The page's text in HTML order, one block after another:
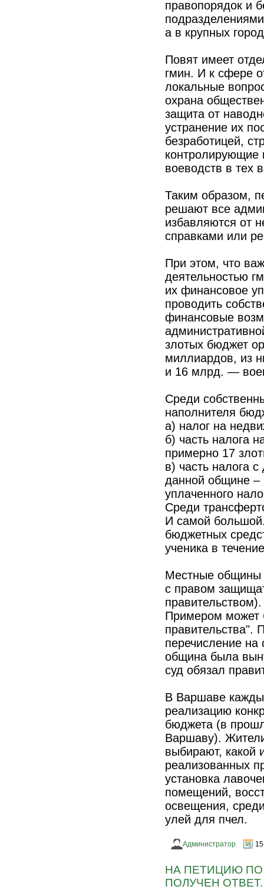
правопорядок и
а в крупных
Повят имеет
гмин. И к сфере
локальные
охрана
защита от
устранение их
безработицей,
контролирующие
воеводств в тех
Таким образом,
решают все
избавляются от
справками или
При этом, что
деятельностью
их финансовое
проводить
финансовые
злотых бюджет
миллиардов, из
и 16 млрд. —
Среди
наполнителя
а) налог на
б) часть налога
примерно 17
в) часть налога
данной общине –
уплаченного
Среди
И самой
бюджетных
ученика в
Местные общины
с правом
Примером может
правительства".
перечисление на
община была
суд обязал
В Варшаве
реализацию
бюджета (в
Варшаву).
выбирают, какой
реализованных
установка
помещений,
освещения,
улей для пчел.
Администратор
НА ПЕТИЦИЮ
ПОЛУЧЕН ОТВЕТ.